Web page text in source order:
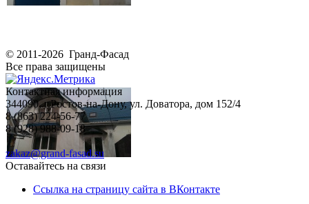
© 2011-2026 Гранд-Фасад
Все права защищены
Контактная информация
344090, г.Ростов-на-Дону, ул. Доватора, дом 152/4
8 (863) 224-56-77
8 (928) 988-09-18
zakaz@grand-fasad.su
Оставайтесь на связи
Ссылка на страницу сайта в ВКонтакте